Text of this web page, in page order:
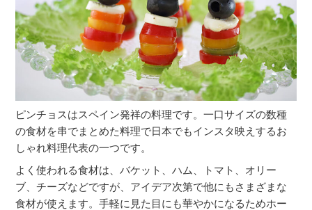
ピンチョスはスペイン発祥の料理です。一口サイズの数種
の食材を串でまとめた料理で日本でもインスタ映えするお
しゃれ料理代表の一つです。
よく使われる食材は、バケット、ハム、トマト、オリー
ブ、チーズなどですが、アイデア次第で他にもさまざまな
食材が使えます。手軽に見た目にも華やかになるためホー